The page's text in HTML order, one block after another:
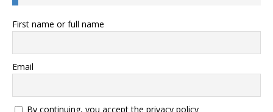
First name or full name
Email
By continuing, you accept the privacy policy